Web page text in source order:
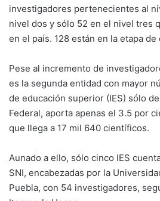
investigadores pertenecientes al
nivel dos y sólo 52 en el nivel tres
en el país. 128 están en la etapa de
Pese al incremento de
es la segunda entidad con mayor
de educación superior (IES) sólo
Federal, aporta apenas el 3.5 por
que llega a 17 mil 640 científicos.
Aunado a ello, sólo cinco IES
SNI, encabezadas por la
Puebla, con 54 investigadores,